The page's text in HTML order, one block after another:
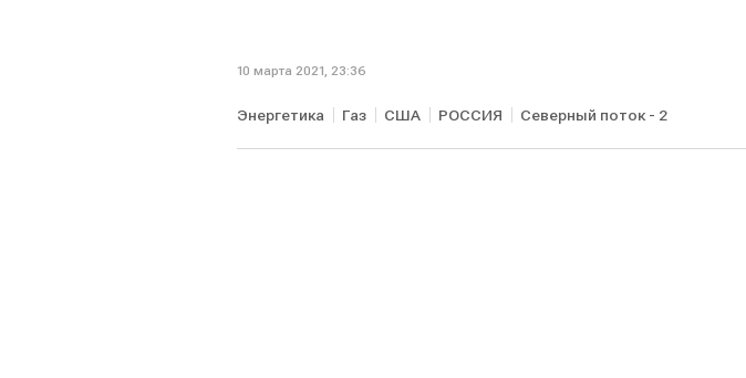
10 марта 2021, 23:36
Энергетика Газ США РОССИЯ Северный поток - 2